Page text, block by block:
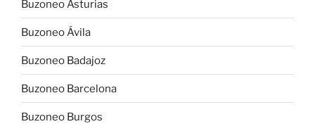
Buzoneo Asturias
Buzoneo Ávila
Buzoneo Badajoz
Buzoneo Barcelona
Buzoneo Burgos